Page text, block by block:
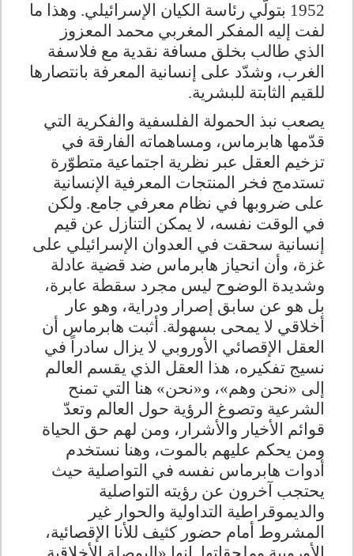
1952 بتولّي رئاسة الكيان الإسرائيلي. وهذا ما
لفت إليه المفكر المغربي محمد المعزوز
الذي طالب بخلق مسافة نقدية مع فلاسفة
الغرب، وشدّد على إنسانية المعرفة بانتصارها
للقيم الثابتة للبشرية.
يصعب نبذ الحمولة الفلسفية والفكرية التي
قدّمها هابرماس، ومساهماته الفارقة في
تزخيم العقل عبر نظرية اجتماعية متطوّرة
تستدمج فخر المنتجات المعرفية الإنسانية
على ضروبها في نظام معرفي جامع. ولكن
في الوقت نفسه، لا يمكن التنازل عن قيم
إنسانية سحقت في العدوان الإسرائيلي على
غزة، وأن انحياز هابرماس ضد قضية عادلة
وشديدة الوضوح ليس مجرد سقطة عابرة،
بل هو عن سابق إصرار ودراية، وهو عار
أخلاقي لا يمحى بسهولة. أثبت هابرماس أن
العقل الإقصائي الأوروبي لا يزال سادراً في
نسيج تفكيره، هذا العقل الذي يقسم العالم
إلى «نحن وهم»، و«نحن» هنا التي تمنح
الشرعية وتصوغ الرؤية حول العالم وتعدّ
قوائم الأخيار والأشرار، ومن لهم حق الحياة
ومن يحكم عليهم بالموت، وهنا نستخدم
أدوات هابرماس نفسه في التواصلية حيث
يحتجب آخرون عن رؤيته التواصلية
والديموقراطية التداولية والحوار غير
المشروط أمام حضور كثيف للأنا الإقصائية،